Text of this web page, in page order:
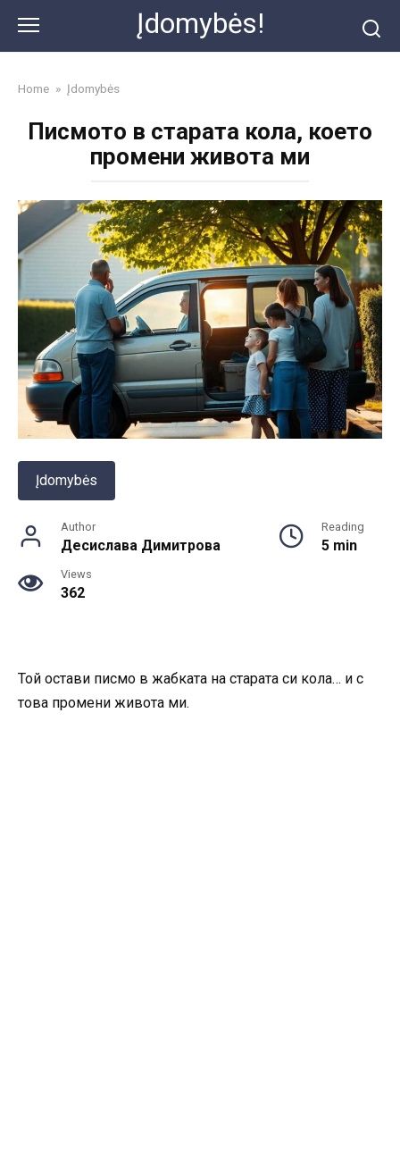
content
Įdomybės!
Home » Įdomybės
Писмото в старата кола, което
промени живота ми
Įdomybės
Author
Десислава Димитрова
Reading
5 min
Views
362
Той остави писмо в жабката на старата си кола… и с
това промени живота ми.